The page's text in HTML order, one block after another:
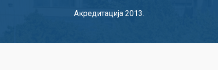
Акредитација 2013.